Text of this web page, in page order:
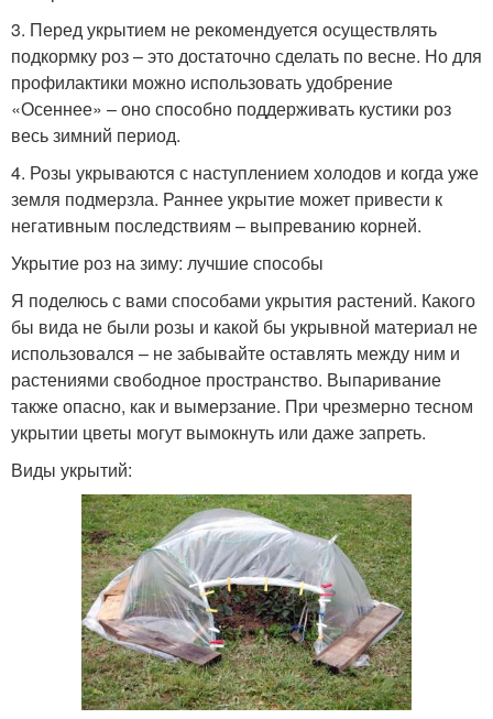
3. Перед укрытием не рекомендуется осуществлять
подкормку роз – это достаточно сделать по весне. Но для
профилактики можно использовать удобрение
«Осеннее» – оно способно поддерживать кустики роз
весь зимний период.
4. Розы укрываются с наступлением холодов и когда уже
земля подмерзла. Раннее укрытие может привести к
негативным последствиям – выпреванию корней.
Укрытие роз на зиму: лучшие способы
Я поделюсь с вами способами укрытия растений. Какого
бы вида не были розы и какой бы укрывной материал не
использовался – не забывайте оставлять между ним и
растениями свободное пространство. Выпаривание
также опасно, как и вымерзание. При чрезмерно тесном
укрытии цветы могут вымокнуть или даже запреть.
Виды укрытий: